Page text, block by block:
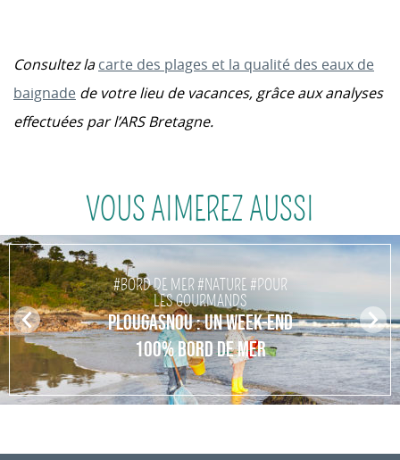
Consultez lacarte des plages et la qualité des eaux de
baignade de votre lieu de vacances, grâce aux analyses
effectuées par l’ARS Bretagne.
VOUS AIMEREZ AUSSI
Pr
ev
us
#BORD DE MER #NATURE #POUR
LES GOURMANDS
PLOUGASNOU : UN WEEK-END
100% BORD DE MER
N
ex
t